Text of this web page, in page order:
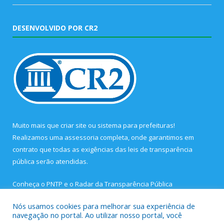
DESENVOLVIDO POR CR2
Muito mais que criar site ou sistema para prefeituras!
Realizamos uma assessoria completa, onde garantimos em
contrato que todas as exigências das leis de transparência
pública serão atendidas.
Conheça o PNTP e o Radar da Transparência Pública
Nós usamos cookies para melhorar sua experiência de
navegação no portal. Ao utilizar nosso portal, você